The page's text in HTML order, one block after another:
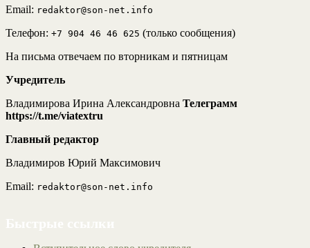
Email: redaktor@son-net.info
Телефон: +7 904 46 46 625 (только сообщения)
На письма отвечаем по вторникам и пятницам
Учредитель
Владимирова Ирина Александровна Телеграмм
https://t.me/viatextru
Главный редактор
Владимиров Юрий Максимович
Email: redaktor@son-net.info